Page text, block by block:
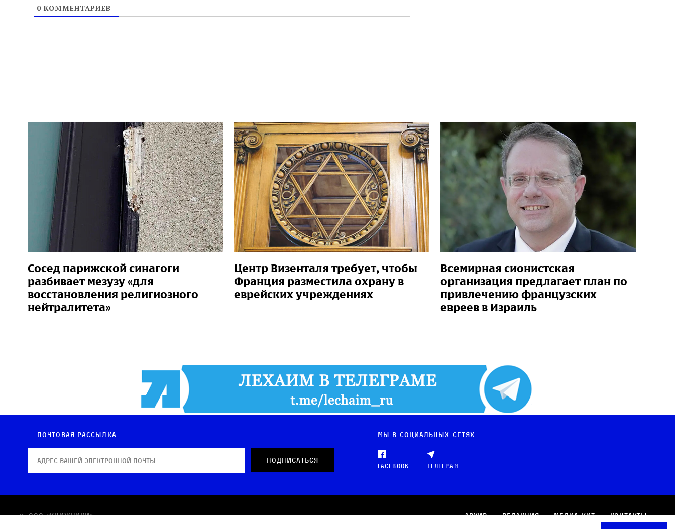
0КОММЕНТАРИЕВ
Сосед парижской синагоги
разбивает мезузу «для
восстановления религиозного
нейтралитета»
Центр Визенталя требует, чтобы
Франция разместила охрану в
еврейских учреждениях
Всемирная сионистская
организация предлагает план по
привлечению французских
евреев в Израиль
Почтовая рассылка Мы в социальных сетях
Facebook Телеграм
© OOO «КНИЖНИКИ» Архив Редакция Медиа-кит
Контакты